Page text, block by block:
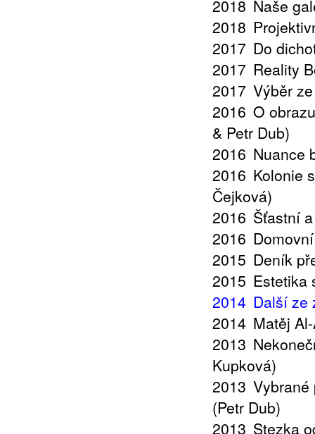
2018 Naše
2018
2017 Do
2017 Reality
2017 Výběr
2016 O
& Petr Dub)
2016 Nuance
2016 Kolonie
Čejková)
2016 Šťastní
2016
2015 Deník
2015 Estetika
2014 Další ze
2014 Matěj
2013
Kupková)
2013
(Petr Dub)
2013 Stezka